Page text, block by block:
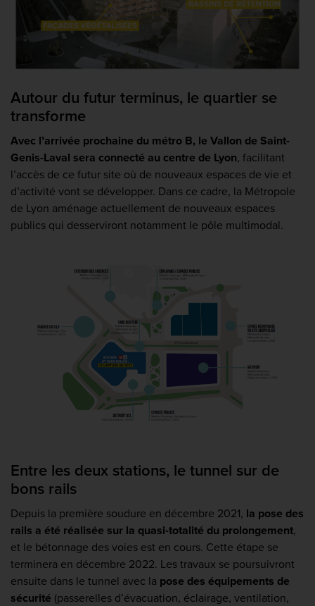
Autour du futur terminus, le quartier se
transforme
Avec l’arrivée prochaine du métro B, le Vallon de Saint-
Genis-Laval sera connecté au centre de Lyon, facilitant
l’accès de ce futur site où de nouveaux espaces de vie et
d’activité vont se développer. Dans ce cadre, la Métropole
de Lyon aménage actuellement de nouveaux espaces
publics qui desserviront notamment le pôle multimodal.
Entre les deux stations, le tunnel sur de
bons rails
Depuis la première soudure en décembre 2021, la pose des
rails a été réalisée sur la quasi-totalité du prolongement,
et le bétonnage des voies est en cours. Cette étape se
terminera en décembre 2022. Les travaux se poursuivront
ensuite dans le tunnel avec la pose des équipements de
sécurité (passerelles d’évacuation, éclairage, ventilation,